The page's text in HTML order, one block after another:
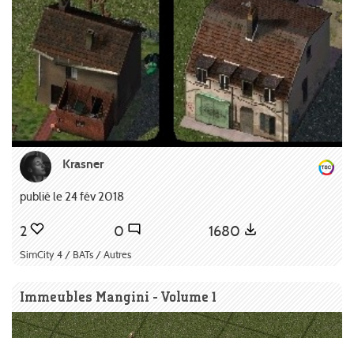
Krasner
publié le 24 fév 2018
2 0 1680
SimCity 4 / BATs / Autres
Immeubles Mangini - Volume 1